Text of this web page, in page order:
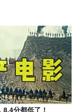
8.4分都低了！